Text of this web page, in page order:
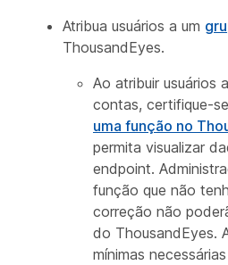
Atribua usuários a um
ThousandEyes.
Ao atribuir usuários
contas, certifique-
uma função no
permita visualizar
endpoint.
função que não
correção não
do ThousandEyes.
mínimas